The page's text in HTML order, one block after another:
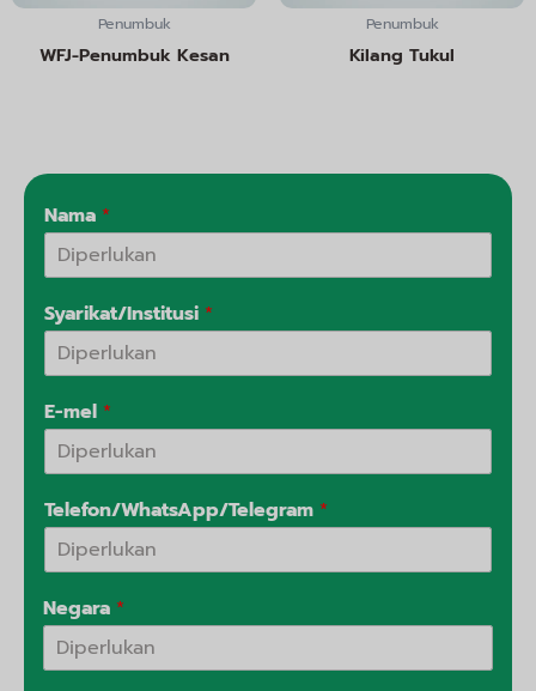
Penumbuk
WFJ-Penumbuk Kesan
Penumbuk
Kilang Tukul
Nama *
Syarikat/Institusi *
E-mel *
Telefon/WhatsApp/Telegram *
Negara *